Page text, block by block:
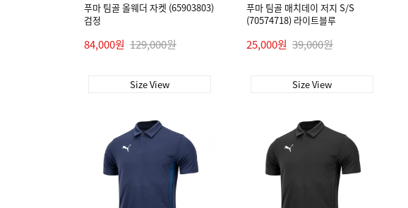
푸마 팀골 올웨더 자켓 (65903803)
검정
84,000원 129,000원
Size View
푸마 팀골 매치데이 저지 S/S
(70574718) 라이트블루
25,000원 39,000원
Size View